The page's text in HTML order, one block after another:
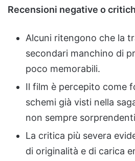
Recensioni negative o
Alcuni ritengono che la
secondari manchino di
poco memorabili.
Il film è percepito come
schemi già visti nella
non sempre
La critica più severa
di originalità e di carica